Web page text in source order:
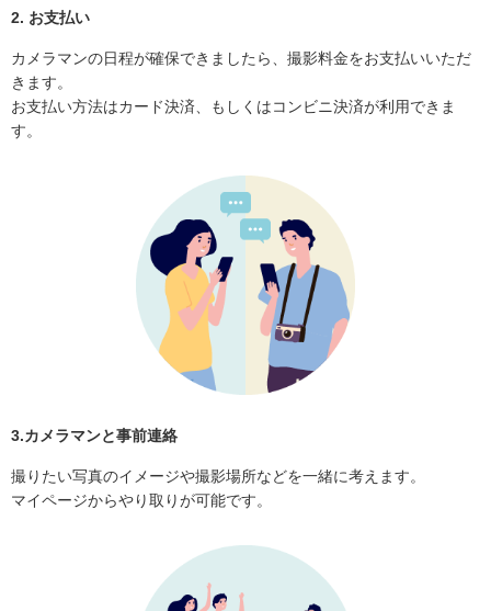
2. お支払い
カメラマンの日程が確保できましたら、撮影料金をお支払いいただ
きます。
お支払い方法はカード決済、もしくはコンビニ決済が利用できま
す。
3.カメラマンと事前連絡
撮りたい写真のイメージや撮影場所などを一緒に考えます。
マイページからやり取りが可能です。